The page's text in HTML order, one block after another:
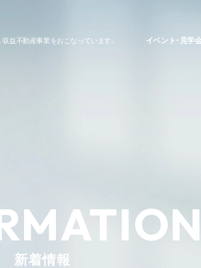
収益不動産事業をおこなっています。 イベント・見学
新着情報